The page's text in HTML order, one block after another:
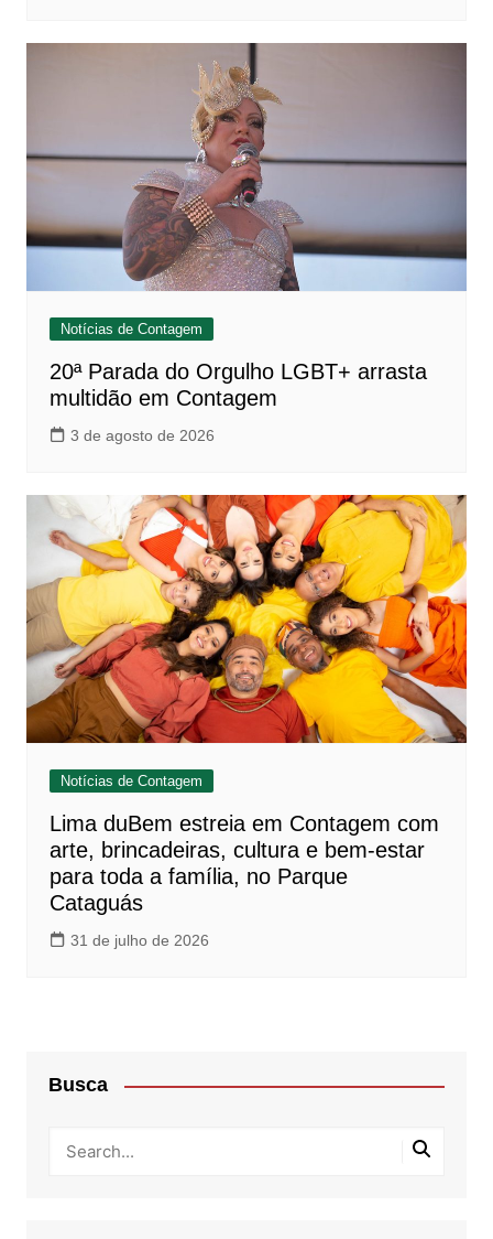
Notícias de Contagem
20ª Parada do Orgulho LGBT+ arrasta
multidão em Contagem
3 de agosto de 2026
Notícias de Contagem
Lima duBem estreia em Contagem com
arte, brincadeiras, cultura e bem-estar
para toda a família, no Parque
Cataguás
31 de julho de 2026
Busca